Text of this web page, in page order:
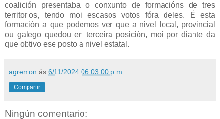
coalición presentaba o conxunto de formacións de tres
territorios, tendo moi escasos votos fóra deles. É esta
formación a que podemos ver que a nivel local, provincial
ou galego quedou en terceira posición, moi por diante da
que obtivo ese posto a nivel estatal.
agremon ás 6/11/2024 06:03:00 p.m.
Compartir
Ningún comentario: